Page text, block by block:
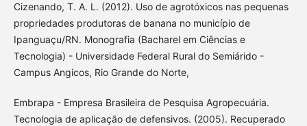
Cizenando, T. A. L. (2012). Uso de agrotóxicos nas pequenas
propriedades produtoras de banana no município de
Ipanguaçu/RN. Monografia (Bacharel em Ciências e
Tecnologia) - Universidade Federal Rural do Semiárido -
Campus Angicos, Rio Grande do Norte,
Embrapa - Empresa Brasileira de Pesquisa Agropecuária.
Tecnologia de aplicação de defensivos. (2005). Recuperado